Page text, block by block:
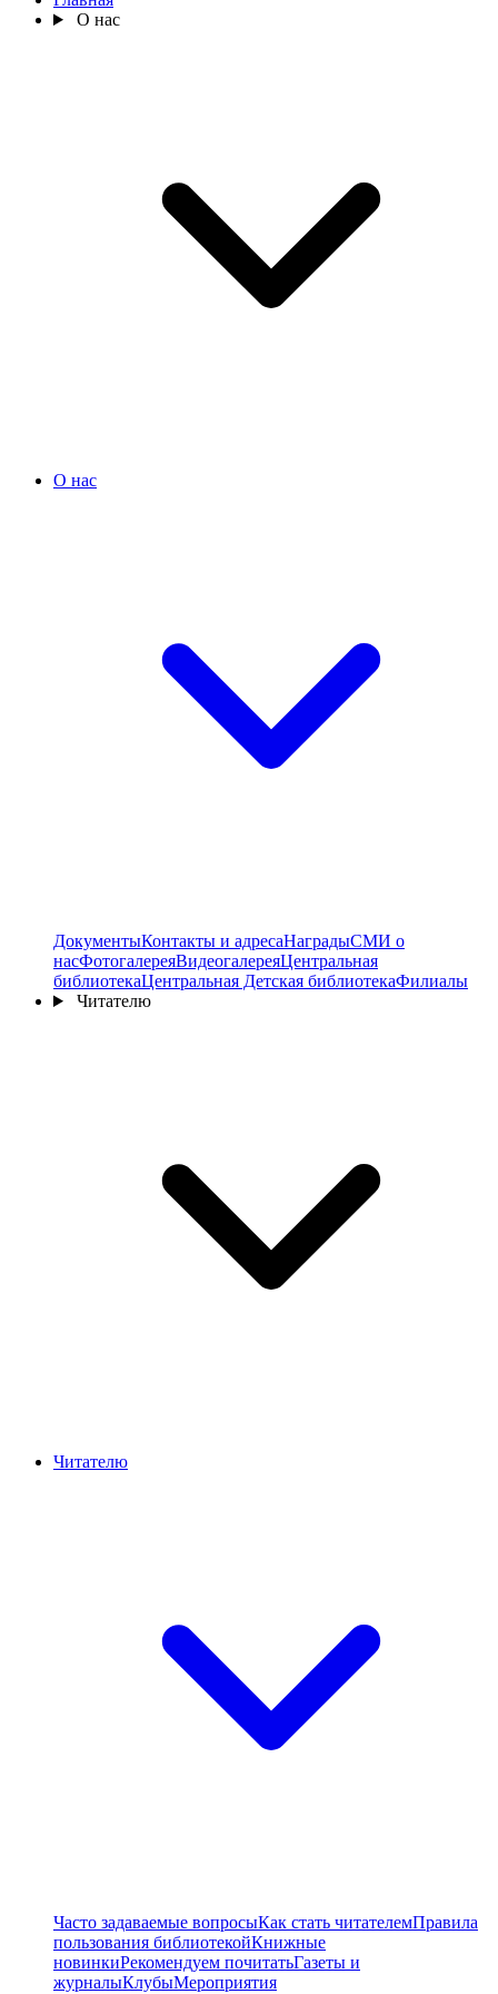
О нас
О нас
ДокументыКонтакты и адресаНаградыСМИ о
насФотогалереяВидеогалереяЦентральная
библиотекаЦентральная Детская библиотекаФилиалы
Читателю
Читателю
Часто задаваемые вопросыКак стать читателемПравила
пользования библиотекойКнижные
новинкиРекомендуем почитатьГазеты и
журналыКлубыМероприятия